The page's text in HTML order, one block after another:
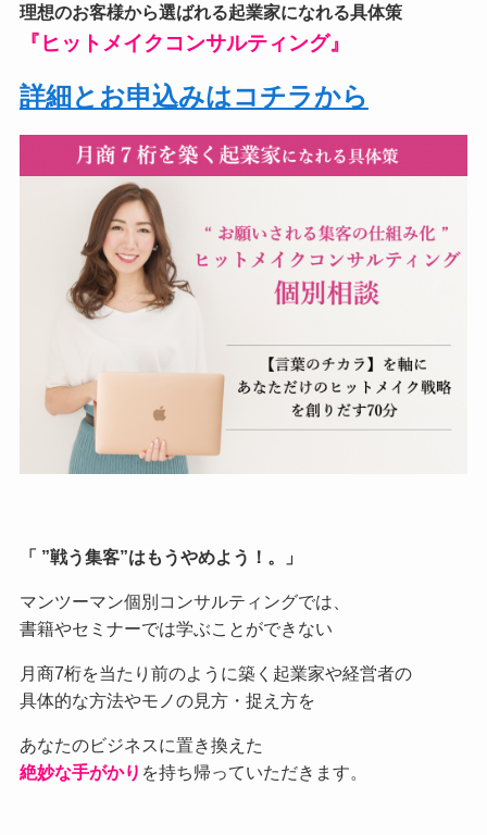
理想のお客様から選ばれる起業家になれる具体策
『ヒットメイクコンサルティング』
詳細とお申込みはコチラから
「 ”戦う集客”はもうやめよう！。」
マンツーマン個別コンサルティングでは、
書籍やセミナーでは学ぶことができない
月商7桁を当たり前のように築く起業家や経営者の
具体的な方法やモノの見方・捉え方を
あなたのビジネスに置き換えた
絶妙な手がかり を持ち帰っていただきます。